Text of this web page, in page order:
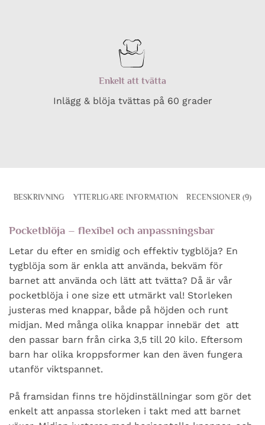
Enkelt att tvätta
Inlägg & blöja tvättas på 60 grader
BESKRIVNING YTTERLIGARE INFORMATION RECENSIONER (9)
Pocketblöja – flexibel och anpassningsbar
Letar du efter en smidig och effektiv tygblöja? En
tygblöja som är enkla att använda, bekväm för
barnet att använda och lätt att tvätta? Då är vår
pocketblöja i one size ett utmärkt val! Storleken
justeras med knappar, både på höjden och runt
midjan. Med många olika knappar innebär det att
den passar barn från cirka 3,5 till 20 kilo. Eftersom
barn har olika kroppsformer kan den även fungera
utanför viktspannet.
På framsidan finns tre höjdinställningar som gör det
enkelt att anpassa storleken i takt med att barnet